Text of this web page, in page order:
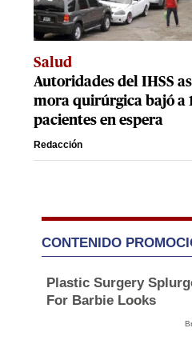
Salud
Autoridades del IHSS
mora quirúrgica bajó a
pacientes en espera
Redacción
CONTENIDO
Plastic Surgery
For Barbie Looks